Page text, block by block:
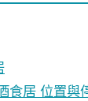
食居 位置與